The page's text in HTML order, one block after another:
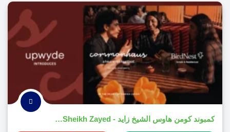
كمبوند كومن هاوس الشيخ زايد - CommonHaus El Sheikh Zayed